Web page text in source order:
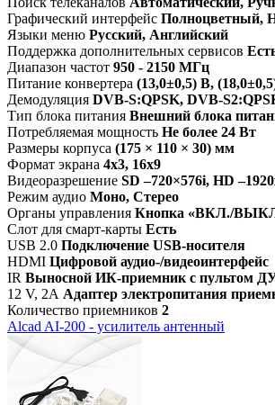
Графический интерфейс Полноцветный,
Языки меню Русский, Английский
Поддержка дополнительных сервисов
Диапазон частот 950 - 2150 МГц
Питание конвертера (13,0±0,5) B,
Демодуляция DVB-S:QPSK, DVB-
Тип блока питания Внешний блока
Потребляемая мощность Не более 24 Вт
Размеры корпуса (175 × 110 × 30) мм
Формат экрана 4х3, 16х9
Видеоразрешение SD –720×576i, HD
Режим аудио Моно, Стерео
Органы управления Кнопка «ВКЛ./
Слот для смарт-карты Есть
USB 2.0 Подключение USB-носителя
HDMI Цифровой аудио-/видеоинтерфейс
IR Выносной ИК-приемник с пультом
12 V, 2А Адаптер электропитания
Количество приемников 2
Alcad AI-200 - усилитель антенный